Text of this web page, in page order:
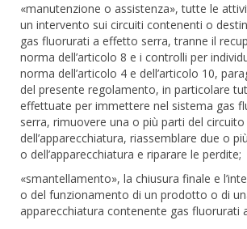
«manutenzione o assistenza», tutte le
un intervento sui circuiti contenenti o
gas fluorurati a effetto serra, tranne il
norma dell’articolo 8 e i controlli per
norma dell’articolo 4 e dell’articolo 10,
del presente regolamento, in particolare
effettuate per immettere nel sistema gas
serra, rimuovere una o più parti del
dell’apparecchiatura, riassemblare due o
o dell’apparecchiatura e riparare le perdite;
«smantellamento», la chiusura finale e
o del funzionamento di un prodotto o di
apparecchiatura contenente gas fluorurati